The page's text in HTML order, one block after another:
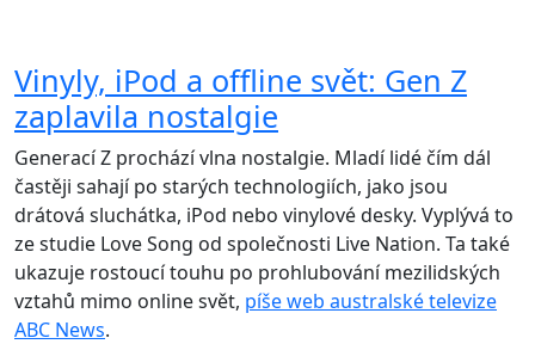
Vinyly, iPod a offline svět: Gen Z
zaplavila nostalgie
Generací Z prochází vlna nostalgie. Mladí lidé čím dál
častěji sahají po starých technologiích, jako jsou
drátová sluchátka, iPod nebo vinylové desky. Vyplývá to
ze studie Love Song od společnosti Live Nation. Ta také
ukazuje rostoucí touhu po prohlubování mezilidských
vztahů mimo online svět, píše web australské televize
ABC News.